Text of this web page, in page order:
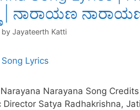
| ನಾರಾಯಣ
by Jayateerth Katti
Narayana Song
Director Satya Radhakrishna,